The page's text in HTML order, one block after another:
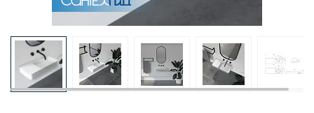
Аксессуары для ванных комнат
Зеркала
Душевые поддоны